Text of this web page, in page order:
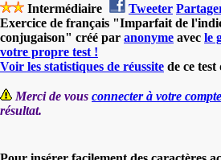
Intermédiaire Tweeter
Exercice de français "Imparfait de
conjugaison" créé par anonyme avec le
votre propre test !
Voir les statistiques de réussite de ce
Merci de vous connecter à votre compte
résultat.